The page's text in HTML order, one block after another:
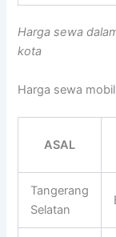
Harga sewa
kota
Harga sewa
ASAL
Tangerang
Selatan